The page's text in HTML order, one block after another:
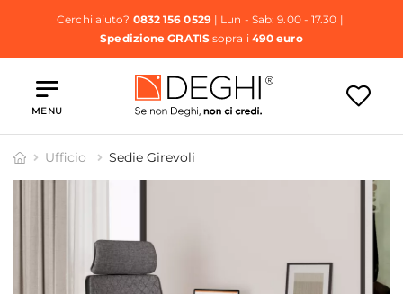
Cerchi aiuto? 0832 156 0529| Lun - Sab: 9.00 - 17.30 |
Spedizione GRATISsopra i 490 euro
MENU
Ufficio Sedie Girevoli